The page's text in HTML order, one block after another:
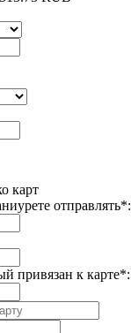
карт
отправлять*:
привязан к карте*: